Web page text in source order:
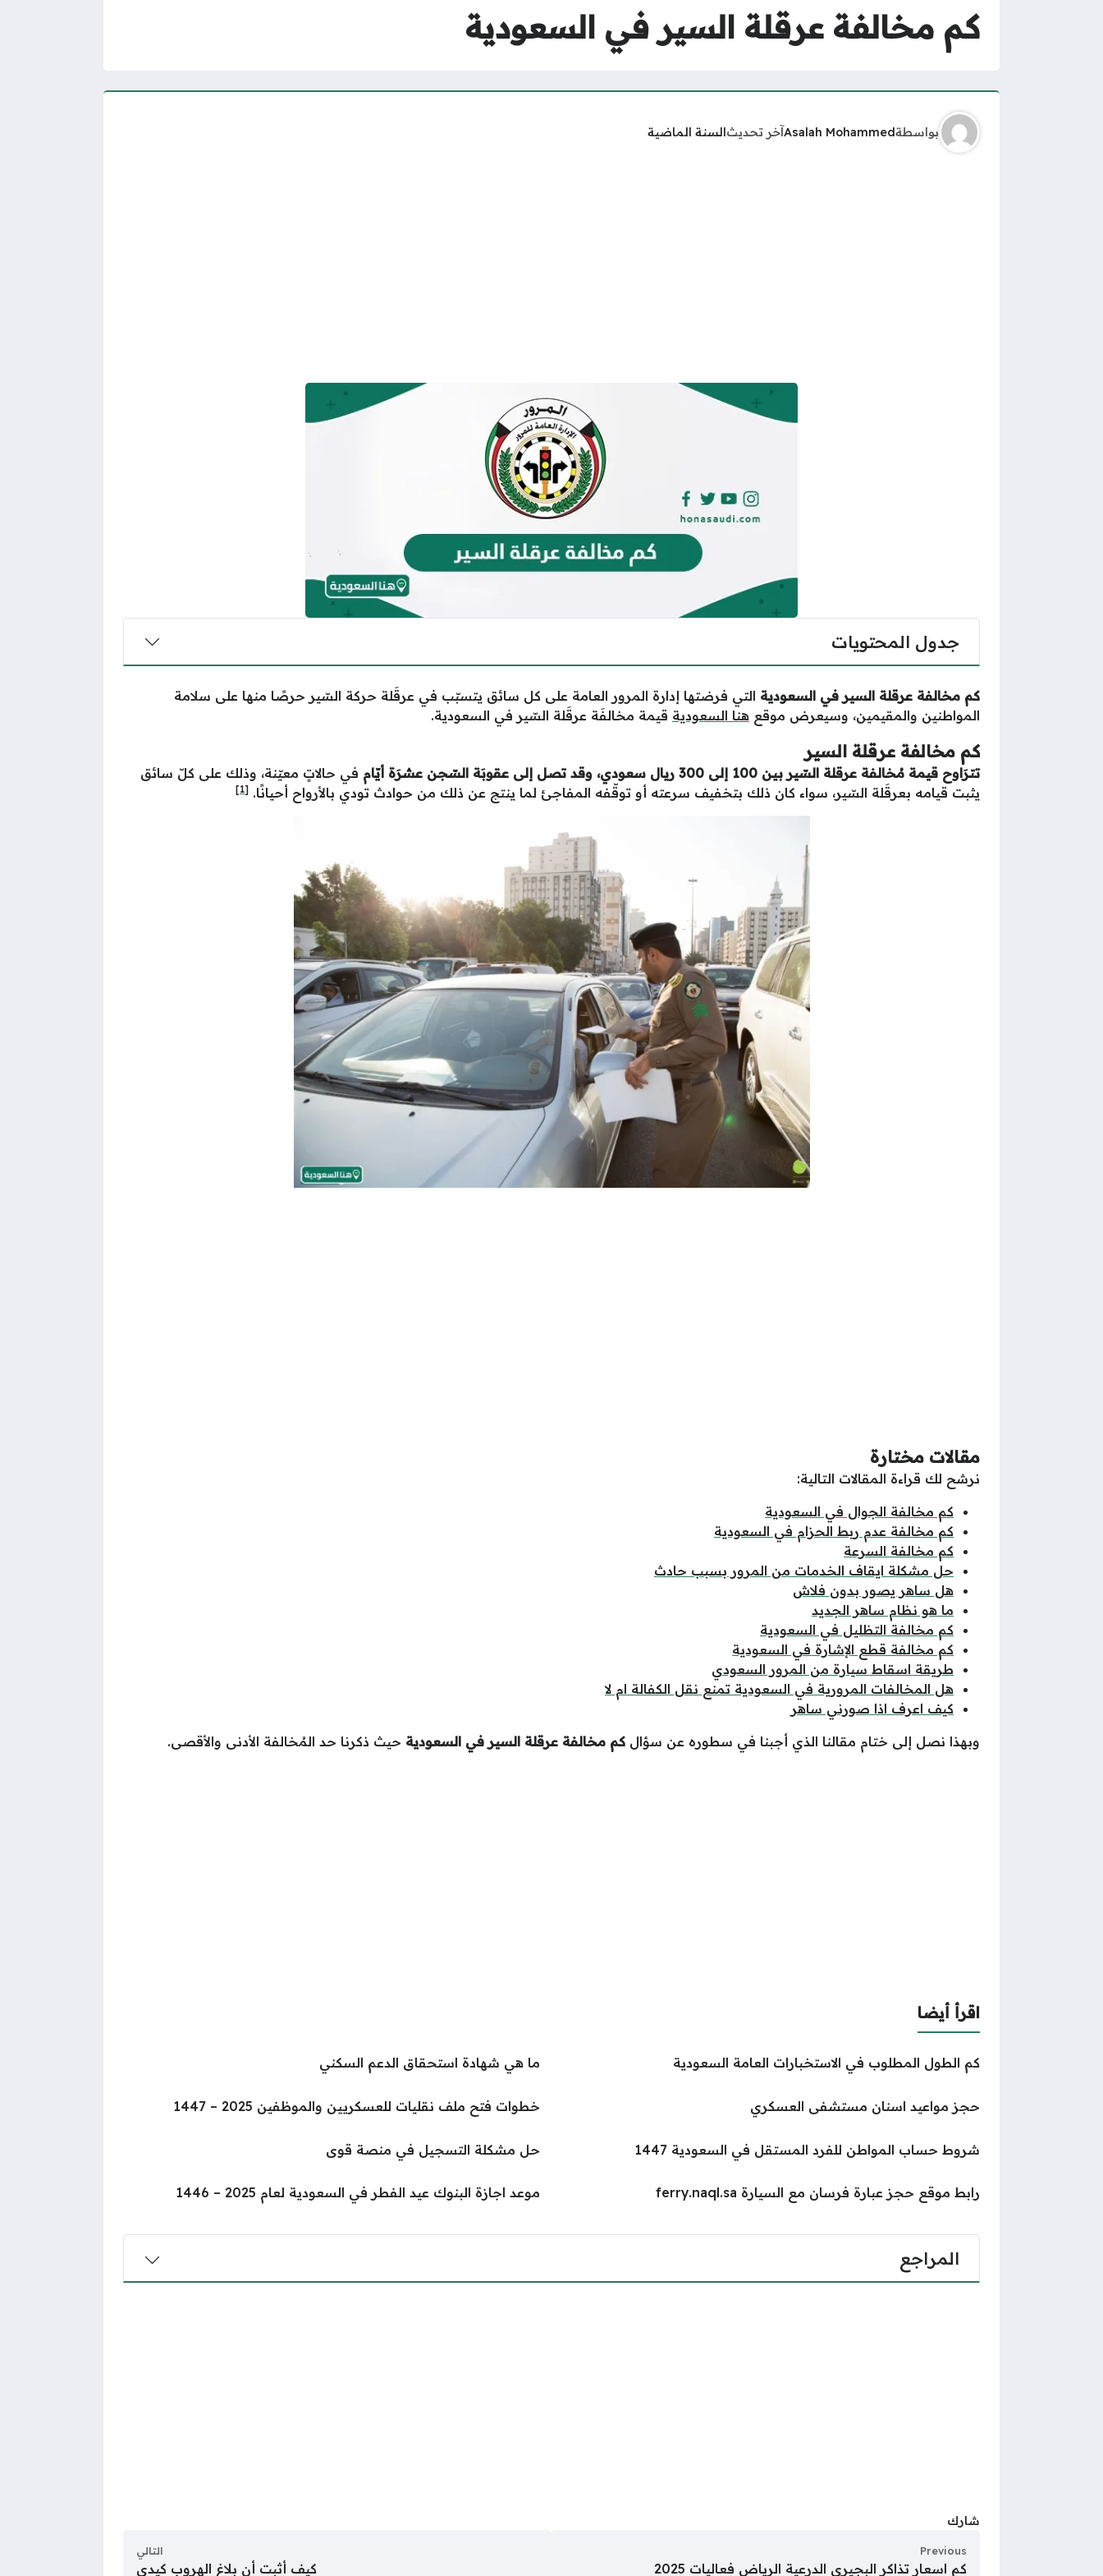
كم مخالفة عرقلة السير في السعودية
بواسطةAsalah Mohammedآخر تحديثالسنة الماضية
جدول المحتويات
كم مخالفة عرقلة السير في السعودية التي فرضتها إدارة المرور العامة على كل سائق يتسبّب في عرقَلة حركة السّير حرصًا منها على سلامة
المواطنين والمقيمين، وسيعرض موقع هنا السعودية قيمة مخالفَة عرقَلة السّير في السعودية.
كم مخالفة عرقلة السير
تترَاوح قيمة مُخالفة عرقلة السّير بين 100 إلى 300 ريال سعودي، وقد تصل إلى عقوبَة السّجن عشرَة أيّام
في حالاتٍ معيّنة، وذلك على كلّ سائق
يثبت قيامه بعرقَلة السّير، سواء كان ذلك بتخفيف سرعته أو توقّفه المفاجئ لما ينتج عن ذلك من حوادث تودي بالأرواح أحيانًا. [1]
مقالات مختارة
نرشح لك قراءة المقالات التالية:
كم مخالفة الجوال في السعودية
كم مخالفة عدم ربط الحزام في السعودية
كم مخالفة السرعة
حل مشكلة ايقاف الخدمات من المرور بسبب حادث
هل ساهر يصور بدون فلاش
ما هو نظام ساهر الجديد
كم مخالفة التظليل في السعودية
كم مخالفة قطع الإشارة في السعودية
طريقة اسقاط سيارة من المرور السعودي
هل المخالفات المرورية في السعودية تمنع نقل الكفالة ام لا
كيف اعرف اذا صورني ساهر
وبهذا نصل إلى ختام مقالنا الذي أجبنا في سطوره عن سؤال كم مخالفة عرقلة السير في السعودية حيث ذكرنا حد المُخالفة الأدنى والأقصى.
اقرأ أيضا
كم الطول المطلوب في الاستخبارات العامة السعودية ما هي شهادة استحقاق الدعم السكني
حجز مواعيد اسنان مستشفى العسكري خطوات فتح ملف نقليات للعسكريين والموظفين 2025 – 1447
شروط حساب المواطن للفرد المستقل في السعودية 1447 حل مشكلة التسجيل في منصة قوى
رابط موقع حجز عبارة فرسان مع السيارة ferry.naql.sa موعد اجازة البنوك عيد الفطر في السعودية لعام 2025 – 1446
المراجع
شارك
Previous
كم اسعار تذاكر البجيري الدرعية الرياض فعاليات 2025
التالي
كيف أثبت أن بلاغ الهروب كيدي